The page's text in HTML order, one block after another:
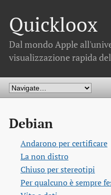
Quickloox
Dal mondo Apple
visualizzazione rapida
Debian
Andarono per certificare
La non distro
Chiuso per stereotipi
Per qualcuno è sempre